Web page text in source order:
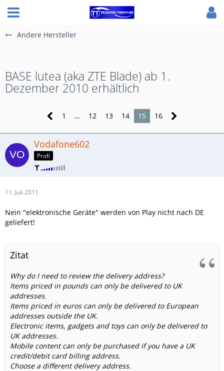
Andere Hersteller
BASE lutea (aka ZTE Blade) ab 1.
Dezember 2010 erhältlich
1 … 12 13 14 15 16
Vodafone602
Profi
11. Juli 2011
Nein "elektronische Geräte" werden von Play nicht nach DE
geliefert!
Zitat
Why do I need to review the delivery address?
Items priced in pounds can only be delivered to UK
addresses.
Items priced in euros can only be delivered to European
addresses outside the UK.
Electronic items, gadgets and toys can only be delivered to
UK addresses.
Mobile content can only be purchased if you have a UK
credit/debit card billing address.
Choose a different delivery address.